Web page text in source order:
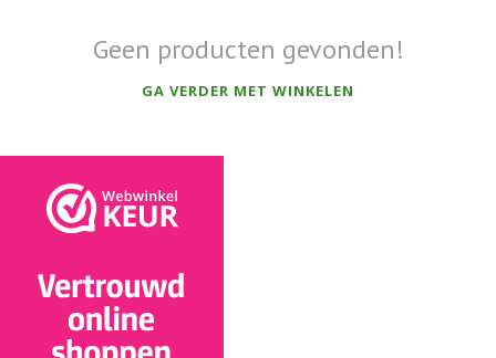
Geen producten gevonden!
GA VERDER MET WINKELEN